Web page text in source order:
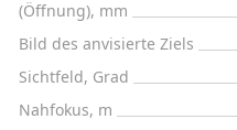
(Öffnung), mm
Bild des anvisierte Ziels
Sichtfeld, Grad
Nahfokus, m